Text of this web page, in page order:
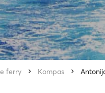
ferry Kompas